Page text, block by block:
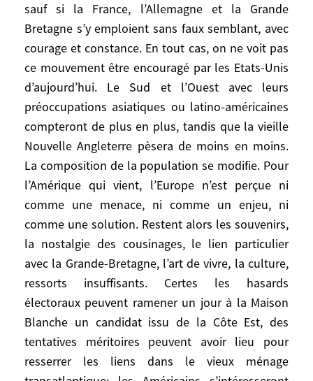
sauf si la France, l’Allemagne et la Grande
Bretagne s’y emploient sans faux semblant, avec
courage et constance. En tout cas, on ne voit pas
ce mouvement être encouragé par les Etats-Unis
d’aujourd’hui. Le Sud et l’Ouest avec leurs
préoccupations asiatiques ou latino-américaines
compteront de plus en plus, tandis que la vieille
Nouvelle Angleterre pèsera de moins en moins.
La composition de la population se modifie. Pour
l’Amérique qui vient, l’Europe n’est perçue ni
comme une menace, ni comme un enjeu, ni
comme une solution. Restent alors les souvenirs,
la nostalgie des cousinages, le lien particulier
avec la Grande-Bretagne, l’art de vivre, la culture,
ressorts insuffisants. Certes les hasards
électoraux peuvent ramener un jour à la Maison
Blanche un candidat issu de la Côte Est, des
tentatives méritoires peuvent avoir lieu pour
resserrer les liens dans le vieux ménage
de conceptions sur ce que doit être, ou
non, l’Europe politique et diplomatique,
les Européens ont longtemps cru pouvoir
faire l’économie d’une douloureuse
explication de fond. Ils ont préféré faire
confiance à la magie du verbe, au
nominalisme, à la concertation
diplomatique permanente, sur fond de
négation de l’histoire, et d’économisme. En
politique étrangère, cela n’a pas suffi. Les
identités profondes ont résisté et
resurgissent. Certains analystes estiment
pourtant aujourd’hui que la guerre en Irak
et la démonstration humiliante pour les
Européens de leurs divergences et donc de
leur impuissance, ont produit un choc
salutaire, que les opinions, à la différence
des gouvernements, ont réagi à l’unisson,
et qu’à partir de là la cristallisation d’une
position vraiment européenne va s’en
trouver accélérée. C’est une vision très